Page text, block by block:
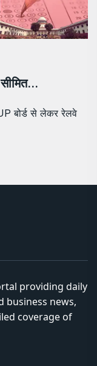
बोर्ड से लेकर रेलवे
providing daily
business news,
coverage of